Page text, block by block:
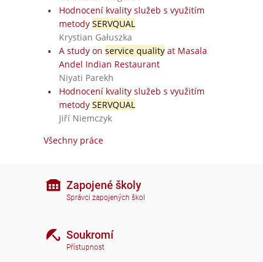
Hodnocení kvality služeb s využitím
metody SERVQUAL
Krystian Gałuszka
A study on service qualityat Masala
Andel Indian Restaurant
Niyati Parekh
Hodnocení kvality služeb s využitím
metody SERVQUAL
Jiří Niemczyk
Všechny práce
Zapojené školy
Správci zapojených škol
Soukromí
Přístupnost